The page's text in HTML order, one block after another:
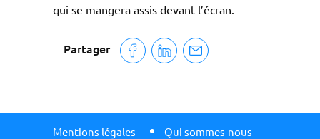
qui se mangera assis devant l’écran.
Partager
Mentions légales Qui sommes-nous